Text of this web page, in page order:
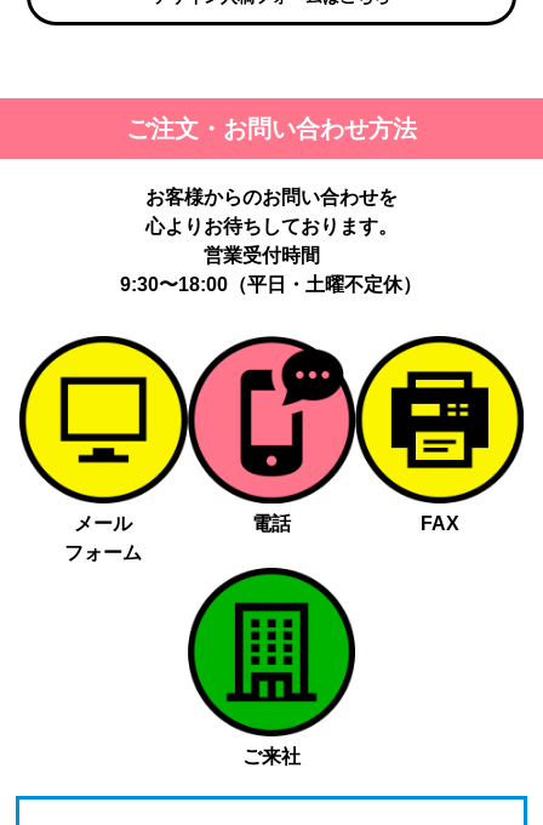
ご注文・お問い合わせ方法
お客様からのお問い合わせを
心よりお待ちしております。
営業受付時間
9:30〜18:00（平日・土曜不定休）
メール
フォーム
電話 FAX
ご来社